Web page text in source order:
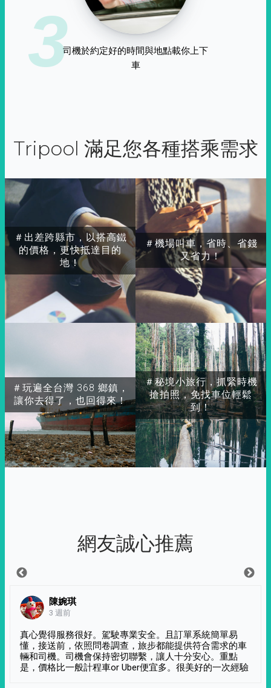
3司機於約定好的時間與地點載你上下
車
Tripool 滿足您各種搭乘需求
＃出差跨縣市，以搭高鐵
的價格，更快抵達目的
地！
＃玩遍全台灣 368 鄉鎮，
讓你去得了，也回得來！
＃秘境小旅行，抓緊時機
搶拍照，免找車位輕鬆
到！
＃機場叫車，省時、省錢
又省力！
網友誠心推薦
陳婉琪
3 週前
真心覺得服務很好。駕駛專業安全。且訂單系統簡單易
懂，接送前，依照問卷調查，旅步都能提供符合需求的車
輛和司機。司機會保持密切聯繫，讓人十分安心。重點
是，價格比一般計程車or Uber便宜多。很美好的一次經驗